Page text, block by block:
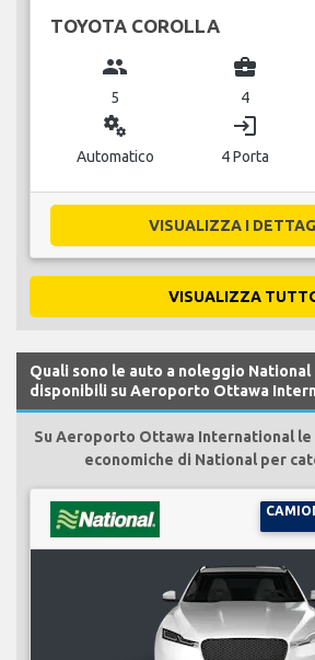
TOYOTA COROLLA
group
5
business_center
4
miscellaneous_services
Automatico
login
4 Porta
VISUALIZZA I
VISUALIZZA
Quali sono le auto a noleggio National
disponibili su Aeroporto Ottawa
Su Aeroporto Ottawa International le
economiche di National per